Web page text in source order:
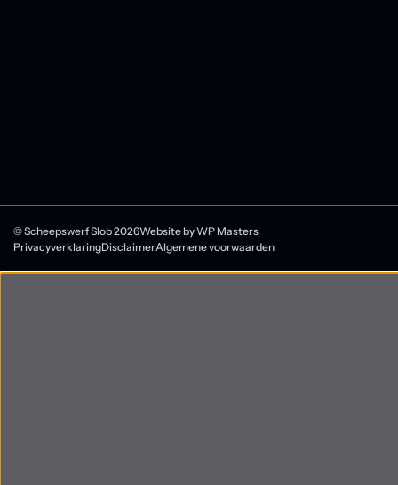
© Scheepswerf Slob 2026Website byWP Masters
PrivacyverklaringDisclaimerAlgemene voorwaarden